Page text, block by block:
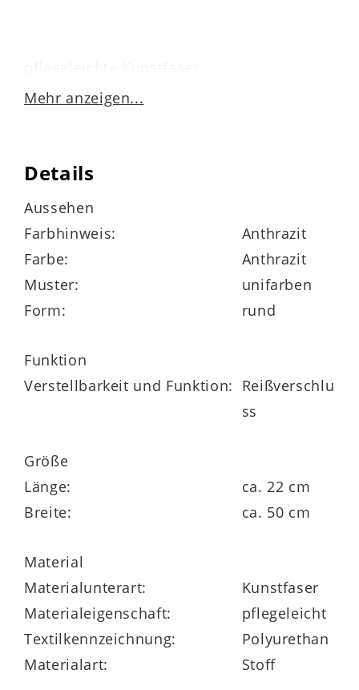
waschbar bis 30 Grad
reinigen
Maße ca. 60 x 60 cm (BxL)
in vielen weiteren Farben und
unterschiedlichen Größen bestellbar
Mehr anzeigen...
Details
Aussehen
Farbhinweis:
Anthrazit
Farbe:
Anthrazit
Muster:
unifarben
Form:
rund
Funktion
Verstellbarkeit und Funktion: Reißverschlu
ss
Größe
Länge:
ca. 22 cm
Breite:
ca. 50 cm
Material
Materialunterart:
Kunstfaser
Materialeigenschaft:
pflegeleicht
Textilkennzeichnung:
Polyurethan
Materialart:
Stoff